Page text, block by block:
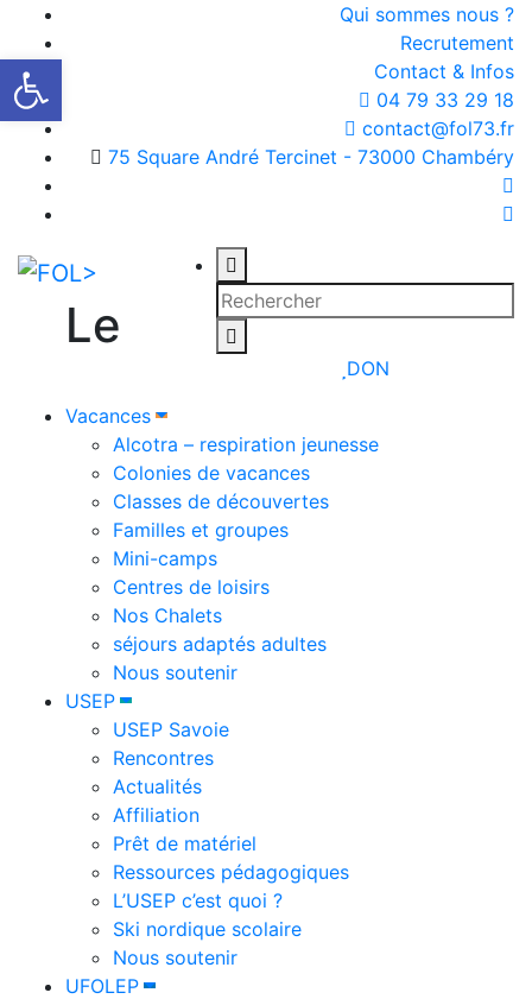
Qui sommes nous ?
Recrutement
Contact & Infos
04 79 33 29 18
contact@fol73.fr
75 Square André Tercinet - 73000 Chambéry
DON
Vacances
Alcotra – respiration jeunesse
Colonies de vacances
Classes de découvertes
Familles et groupes
Mini-camps
Centres de loisirs
Nos Chalets
séjours adaptés adultes
Nous soutenir
USEP
USEP Savoie
Rencontres
Actualités
Affiliation
Prêt de matériel
Ressources pédagogiques
L’USEP c’est quoi ?
Ski nordique scolaire
Nous soutenir
UFOLEP
Le
Ouvrir la barre d’outils